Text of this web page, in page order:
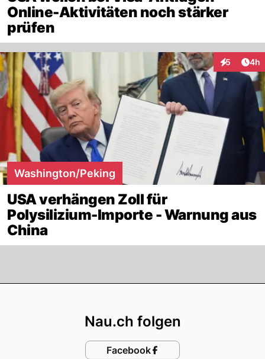
Online-Aktivitäten noch stärker
prüfen
5 4h
Washington/Peking
USA verhängen Zoll für
Polysilizium-Importe - Warnung aus
China
Nau.ch folgen
Facebook